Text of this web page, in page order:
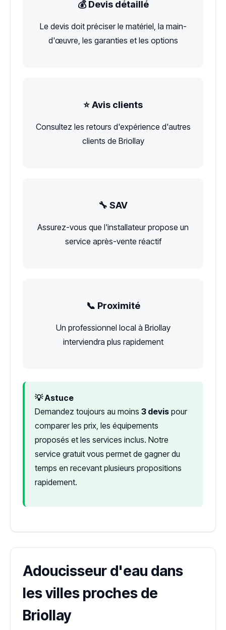
💰 Devis détaillé
Le devis doit préciser le matériel, la main-
d'œuvre, les garanties et les options
⭐ Avis clients
Consultez les retours d'expérience d'autres
clients de Briollay
🔧 SAV
Assurez-vous que l'installateur propose un
service après-vente réactif
📞 Proximité
Un professionnel local à Briollay
interviendra plus rapidement
💡 Astuce
Demandez toujours au moins 3 devis pour
comparer les prix, les équipements
proposés et les services inclus. Notre
service gratuit vous permet de gagner du
temps en recevant plusieurs propositions
rapidement.
Adoucisseur d'eau dans
les villes proches de
Briollay